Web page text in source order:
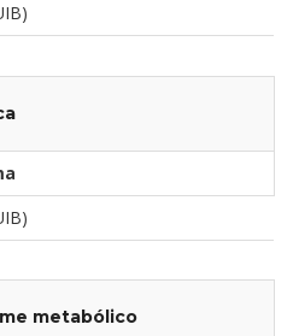
metabólico